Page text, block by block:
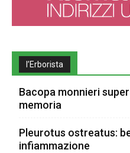
l’Erborista
Bacopa monnieri
memoria
Pleurotus ostreatus:
infiammazione